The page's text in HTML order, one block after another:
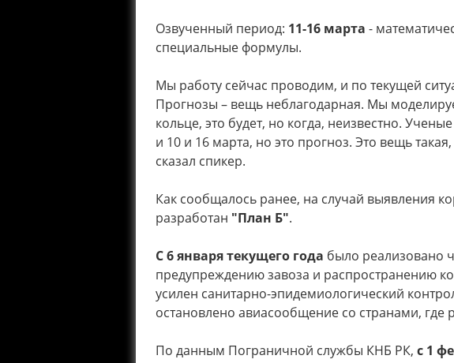
Озвученный период: 11-16 марта -
специальные формулы.
Мы работу сейчас проводим, и по текущей
Прогнозы – вещь неблагодарная. Мы
кольце, это будет, но когда, неизвестно.
и 10 и 16 марта, но это прогноз. Это вещь
сказал спикер.
Как сообщалось ранее, на случай выявления
разработан "План Б".
С 6 января текущего года было реализовано
предупреждению завоза и распространению
усилен санитарно-эпидемиологический
остановлено авиасообщение со странами, где
По данным Пограничной службы КНБ РК, с 1